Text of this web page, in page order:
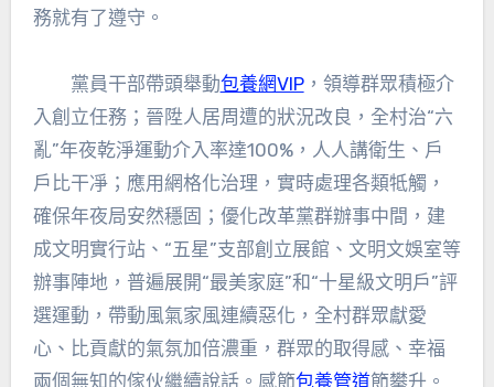
務就有了遵守。
黨員干部帶頭舉動包養網VIP，領導群眾積極介
入創立任務；晉陞人居周遭的狀況改良，全村治“六
亂”年夜乾淨運動介入率達100%，人人講衛生、戶
戶比干凈；應用網格化治理，實時處理各類牴觸，
確保年夜局安然穩固；優化改革黨群辦事中間，建
成文明實行站、“五星”支部創立展館、文明文娛室等
辦事陣地，普遍展開“最美家庭”和“十星級文明戶”評
選運動，帶動風氣家風連續惡化，全村群眾獻愛
心、比貢獻的氣氛加倍濃重，群眾的取得感、幸福
兩個無知的傢伙繼續說話。感節包養管道節攀升。